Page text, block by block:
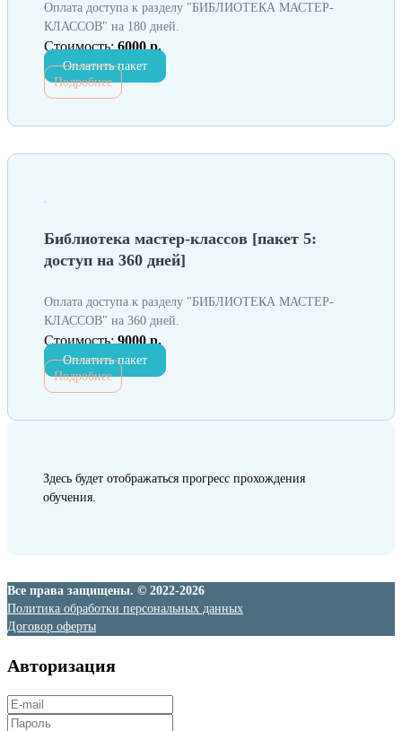
Оплата доступа к разделу "БИБЛИОТЕКА МАСТЕР-
КЛАССОВ" на 180 дней.
Стоимость: 6000 р.
Оплатить пакет
Подробнее
Библиотека мастер-классов [пакет 5:
доступ на 360 дней]
Оплата доступа к разделу "БИБЛИОТЕКА МАСТЕР-
КЛАССОВ" на 360 дней.
Стоимость: 9000 р.
Оплатить пакет
Подробнее
Здесь будет отображаться прогресс прохождения
обучения.
Все права защищены. © 2022-2026
Политика обработки персональных данных
Договор оферты
Авторизация